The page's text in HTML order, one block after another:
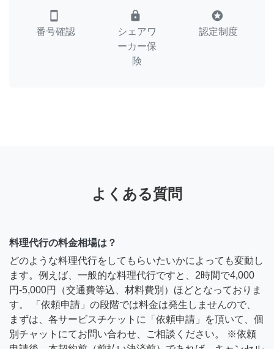
smartphone
番号確認
lock
シェアワ
ーカー保
険
stars
認定制度
よくある質問
料理代行の料金相場は？
どのような料理代行をしてもらいたいかによっても変動し
ます。例えば、一般的な料理代行ですと、2時間で4,000
円-5,000円（交通費等込、材料費別）ほどとなっておりま
す。 「依頼申請」の段階では料金は発生しませんので、
まずは、各サービスチケットに「依頼申請」を頂いて、個
別チャットにてお問い合わせ、ご相談ください。 ※依頼